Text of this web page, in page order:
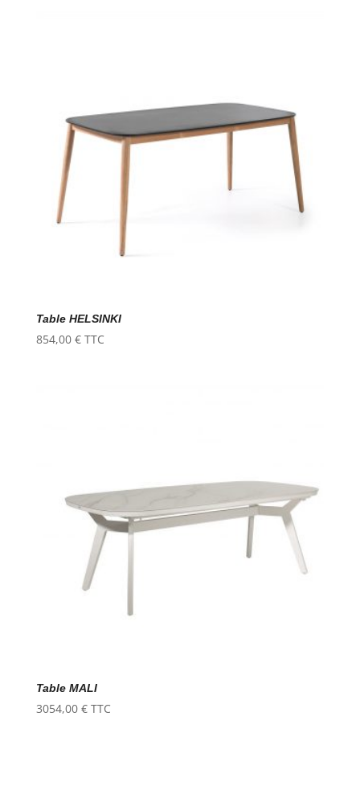
Table HELSINKI
854,00 € TTC
Table MALI
3054,00 € TTC